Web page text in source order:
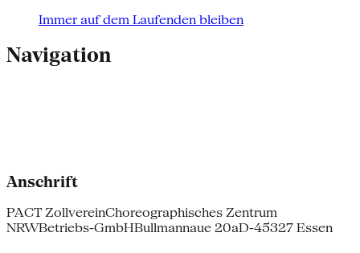
Immer auf dem Laufenden bleiben
Navigation
Anschrift
PACT ZollvereinChoreographisches Zentrum
NRWBetriebs-GmbHBullmannaue 20aD-45327 Essen